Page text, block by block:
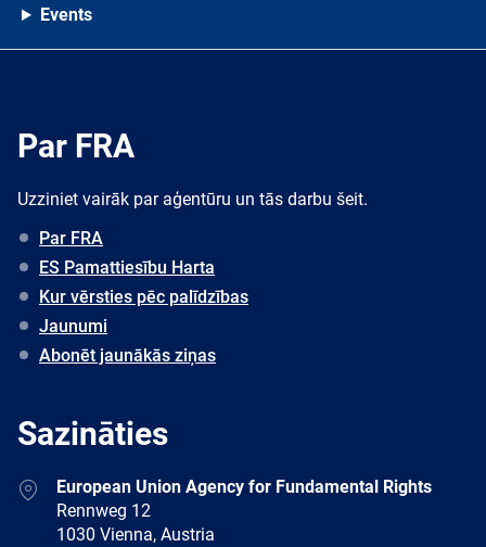
Events
Par FRA
Uzziniet vairāk par aģentūru un tās darbu šeit.
Par FRA
ES Pamattiesību Harta
Kur vērsties pēc palīdzības
Jaunumi
Abonēt jaunākās ziņas
Sazināties
AddressEuropean Union Agency for Fundamental Rights
Rennweg 12
1030 Vienna, Austria